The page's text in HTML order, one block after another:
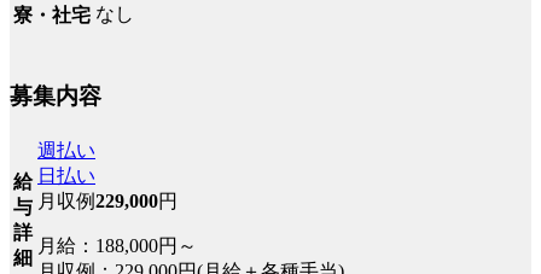
寮・社宅 なし
募集内容
給
与
詳
細
週払い
日払い
月収例229,000円
月給：188,000円～